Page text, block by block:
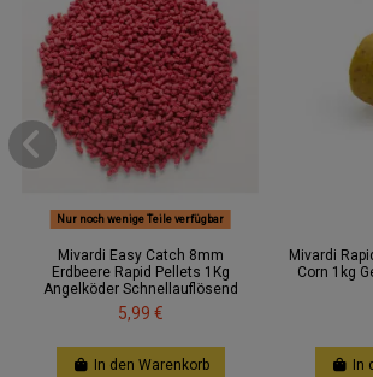
Nur noch wenige Teile verfügbar
Mivardi Easy Catch 8mm
Erdbeere Rapid Pellets 1Kg
Angelköder Schnellauflösend
5,99 €
In den Warenkorb
Mivardi
Corn 1kg
In